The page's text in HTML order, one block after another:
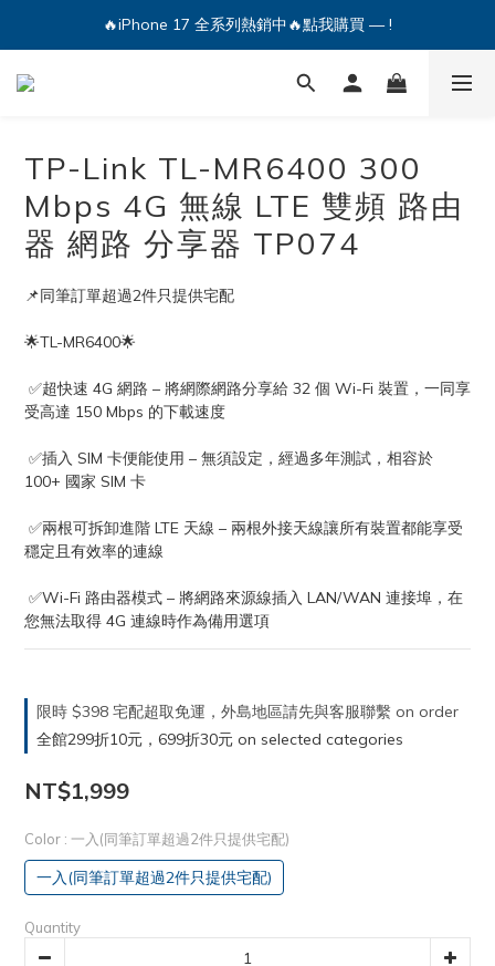
🔥iPhone 17 全系列熱銷中🔥點我購買 — !
💕加入Q哥 Line 新好友領優惠券！🎫
🔥iPhone 17 全系列熱銷中🔥點我購買 — !
TP-Link TL-MR6400 300
Mbps 4G 無線 LTE 雙頻 路由
器 網路 分享器 TP074
📌同筆訂單超過2件只提供宅配
🌟TL-MR6400🌟
受高達 150 Mbps 的下載速度
100+ 國家 SIM 卡
穩定且有效率的連線
您無法取得 4G 連線時作為備用選項
限時 $398 宅配超取免運，外島地區請先與客服聯繫 on order
全館299折10元，699折30元 on selected categories
NT$1,999
Color : 一入(同筆訂單超過2件只提供宅配)
一入(同筆訂單超過2件只提供宅配)
Quantity